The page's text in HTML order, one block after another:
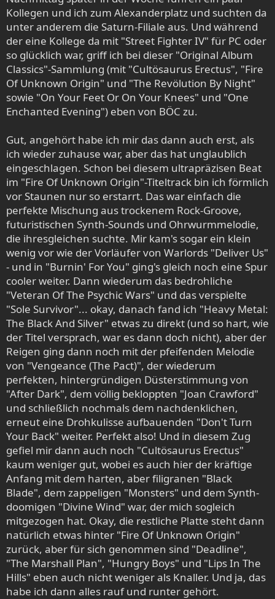
Kollegen und ich zum Alexanderplatz und suchten da
unter anderem die Saturn-Filiale aus. Und während
der eine Kollege da mit "Street Fighter IV" für PC oder
so glücklich war, griff ich bei dieser "Original Album
Classics"-Sammlung (mit "Cultösaurus Erectus", "Fire
Of Unknown Origin" und "The Revölution By Night"
sowie "On Your Feet Or On Your Knees" und "One
Enchanted Evening") eben von BÖC zu.
Gut, angehört habe ich mir das dann auch erst, als
ich wieder zuhause war, aber das hat unglaublich
eingeschlagen. Schon bei diesem ultrapräzisen Beat
im "Fire Of Unknown Origin"-Titeltrack bin ich förmlich
vor Staunen nur so erstarrt. Das war einfach die
perfekte Mischung aus trockenem Rock-Groove,
futuristischen Synth-Sounds und Ohrwurmmelodie,
die ihresgleichen suchte. Mir kam's sogar ein klein
wenig vor wie der Vorläufer von Warlords "Deliver Us"
- und in "Burnin' For You" ging's gleich noch eine Spur
cooler weiter. Dann wiederum das bedrohliche
"Veteran Of The Psychic Wars" und das verspielte
"Sole Survivor"... okay, danach fand ich "Heavy Metal:
The Black And Silver" etwas zu direkt (und so hart, wie
der Titel versprach, war es dann doch nicht), aber der
Reigen ging dann noch mit der pfeifenden Melodie
von "Vengeance (The Pact)", der wiederum
perfekten, hintergründigen Düsterstimmung von
"After Dark", dem völlig bekloppten "Joan Crawford"
und schließlich nochmals dem nachdenklichen,
erneut eine Drohkulisse aufbauenden "Don't Turn
Your Back" weiter. Perfekt also! Und in diesem Zug
gefiel mir dann auch noch "Cultösaurus Erectus"
kaum weniger gut, wobei es auch hier der kräftige
Anfang mit dem harten, aber filigranen "Black
Blade", dem zappeligen "Monsters" und dem Synth-
doomigen "Divine Wind" war, der mich sogleich
mitgezogen hat. Okay, die restliche Platte steht dann
natürlich etwas hinter "Fire Of Unknown Origin"
zurück, aber für sich genommen sind "Deadline",
"The Marshall Plan", "Hungry Boys" und "Lips In The
Hills" eben auch nicht weniger als Knaller. Und ja, das
habe ich dann alles rauf und runter gehört.